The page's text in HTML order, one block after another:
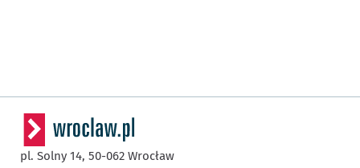
pl. Solny 14, 50-062 Wrocław